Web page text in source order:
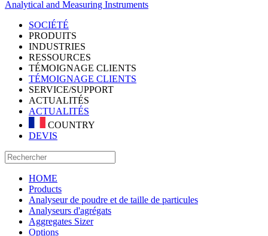
Analytical and Measuring Instruments
SOCIÉTÉ
PRODUITS
INDUSTRIES
RESSOURCES
TÉMOIGNAGE CLIENTS
TÉMOIGNAGE CLIENTS
SERVICE/SUPPORT
ACTUALITÉS
ACTUALITÉS
COUNTRY
DEVIS
HOME
Products
Analyseur de poudre et de taille de particules
Analyseurs d'agrégats
Aggregates Sizer
Options